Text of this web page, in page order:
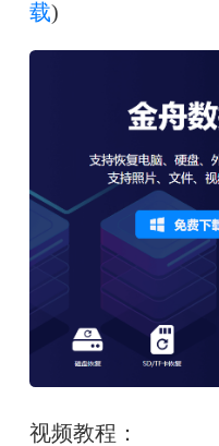
载)
视频教程：